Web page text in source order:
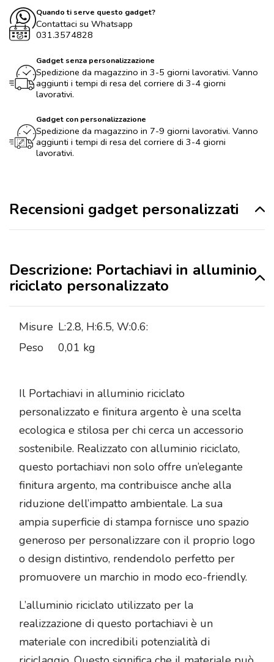
Quando ti serve questo gadget?
Contattaci su Whatsapp
031.3574828
Gadget senza personalizzazione
Spedizione da magazzino in 3-5 giorni lavorativi. Vanno
aggiunti i tempi di resa del corriere di 3-4 giorni
lavorativi.
Gadget con personalizzazione
Spedizione da magazzino in 7-9 giorni lavorativi. Vanno
aggiunti i tempi di resa del corriere di 3-4 giorni
lavorativi.
Recensioni gadget personalizzati
Descrizione: Portachiavi in alluminio
riciclato personalizzato
Misure L:2.8, H:6.5, W:0.6:
Peso
0,01 kg
Il Portachiavi in alluminio riciclato
personalizzato e finitura argento è una scelta
ecologica e stilosa per chi cerca un accessorio
sostenibile. Realizzato con alluminio riciclato,
questo portachiavi non solo offre un’elegante
finitura argento, ma contribuisce anche alla
riduzione dell’impatto ambientale. La sua
ampia superficie di stampa fornisce uno spazio
generoso per personalizzare con il proprio logo
o design distintivo, rendendolo perfetto per
promuovere un marchio in modo eco-friendly.
L’alluminio riciclato utilizzato per la
realizzazione di questo portachiavi è un
materiale con incredibili potenzialità di